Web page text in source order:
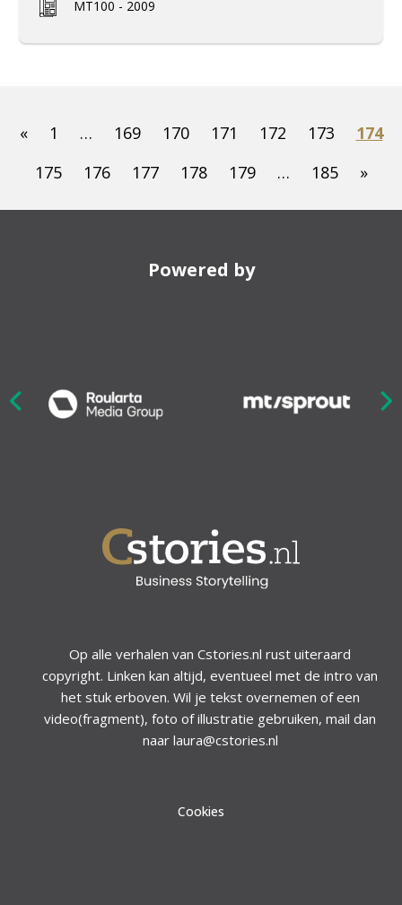
MT100 - 2009
« 1 … 169 170 171 172 173
174
175
176 177 178 179 … 185 »
Powered by
Op alle verhalen van Cstories.nl rust uiteraard
copyright. Linken kan altijd, eventueel met de intro van
het stuk erboven. Wil je tekst overnemen of een
video(fragment), foto of illustratie gebruiken, mail dan
naar laura@cstories.nl
Cookies